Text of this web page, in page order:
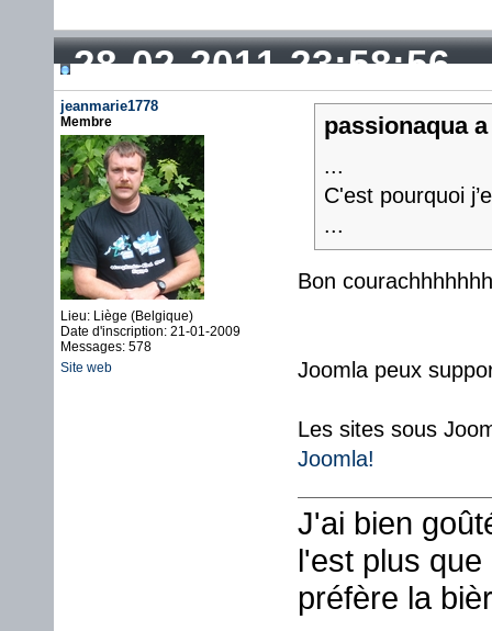
28-02-2011 23:58:56
jeanmarie1778
Membre
Lieu: Liège (Belgique)
Date d'inscription: 21-01-2009
Messages: 578
Site web
passionaqua
...
C'est pourquoi
...
Bon
Joomla peux
Les sites sous
Joomla!
J'ai bien
l'est plus
préfère la